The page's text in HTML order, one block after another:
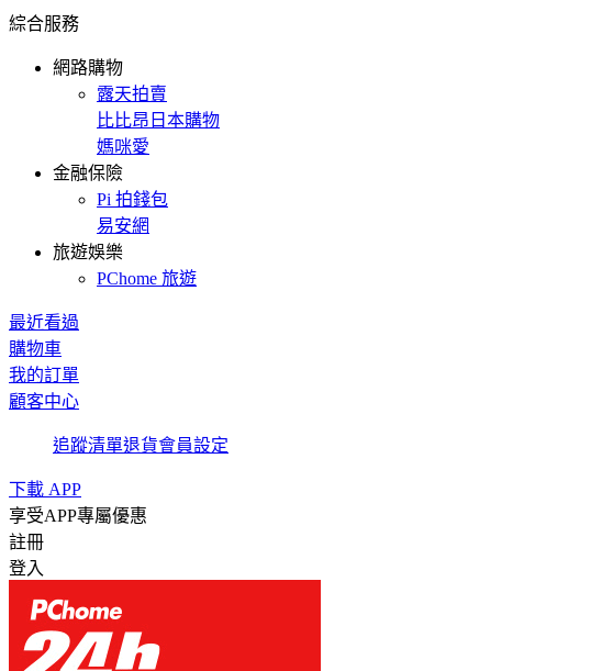
綜合服務
網路購物
露天拍賣
比比昂日本購物
媽咪愛
金融保險
Pi 拍錢包
易安網
旅遊娛樂
PChome 旅遊
最近看過
購物車
我的訂單
顧客中心
追蹤清單退貨會員設定
下載 APP
享受APP專屬優惠
註冊
登入